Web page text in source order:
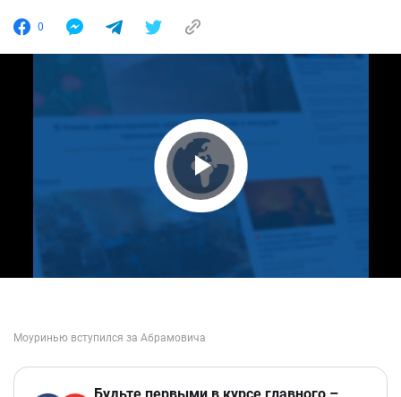
0
Play Video
Будьте первыми в курсе главного –